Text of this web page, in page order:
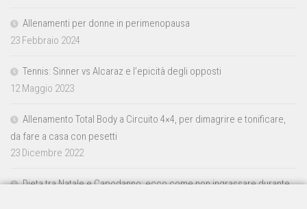
Allenamenti per donne in perimenopausa
23 Febbraio 2024
Tennis: Sinner vs Alcaraz e l’epicità degli opposti
12 Maggio 2023
Allenamento Total Body a Circuito 4×4, per dimagrire e tonificare,
da fare a casa con pesetti
23 Dicembre 2022
Dieta tra Natale e Capodanno: ecco come non ingrassare durante